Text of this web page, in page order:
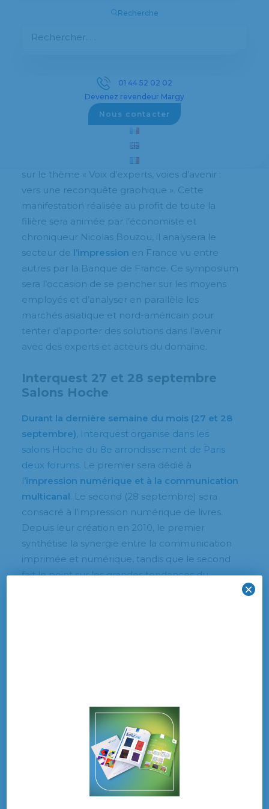
Recherche
01 44 52 02 02
Devenez revendeur Margy
Nous contacter
signalétique (Synafel). Enfin, durant les trois
ces journées..
vers une reconquête graphique
Le 23 septembre,l’Union nationale des
industries de l’impression et de la
communication (UNIIC) organise à la Maison
de l’Amérique Latine à Paris, un grand congrès
sur le thème « Voix d’experts, voies d’avenir :
vers une reconquête graphique ». Cette
manifestation réalisée au profit de toute la
filière sera animée par l’économiste et
chroniqueur Nicolas Bouzou, il analysera le
secteur de l’impression en France vu entre
autres par la Banque de France. Ce symposium
sera l’occasion de se pencher sur les moyens
employés et d’analyser en parallèle les
marchés asiatique et nord-américain pour
tenter d’apporter des solutions dans l’avenir
avec des experts et acteurs du domaine.
Interquest 27 et 28 septembre
Salons Hoche
Durant la dernière semaine du mois (27 et 28
septembre), Interquest organise dans les
salons Hoche du 8e arrondissement de Paris
deux forums. Le premier sera dédié à
l’impression numérique et à la communication
multicanal. Le second (28 septembre) sera
consacré à l’impression numérique de livres.
Depuis leur création en 2010, le premier
synthétise la synergie entre la communication
imprimée et numérique, tandis que le second
fait le point sur les grandes tendances du
fabricants d’étiquettes adhésives (UNFEA)
organise ses 30es Rencontres placées sous le
signe de l’excellence dans le cadre de La
Villette à Paris Au programme de cette
journée, une table ronde sur la conjoncture
économique du secteur suivie d’une
×